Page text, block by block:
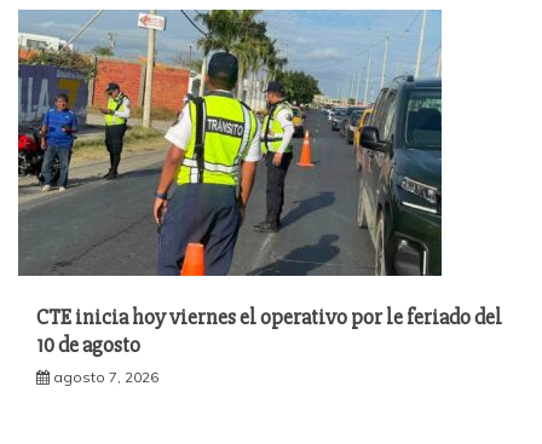
CTE inicia hoy viernes el operativo por le feriado del
10 de agosto
agosto 7, 2026